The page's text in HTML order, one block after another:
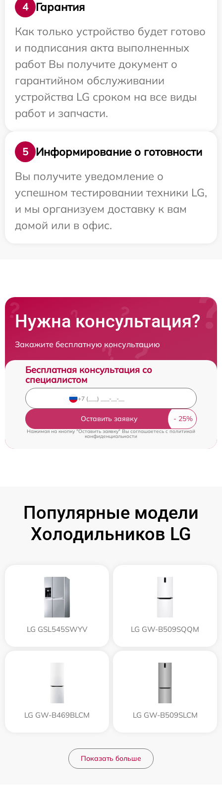
4
Гарантия
Как только устройство будет готово
и подписания акта выполненных
работ Вы получите документ о
гарантийном обслуживании
устройства LG сроком на все виды
работ и запчасти.
5
Информирование о готовности
Вы получите уведомление о
успешном тестировании техники LG,
и мы организуем доставку к вам
домой или в офис.
Нужна консультация?
Закажите бесплатную консультацию
Бесплатная консультация со
специалистом
Оставить заявку
Нажимая на кнопку "Оставить заявку" Вы соглашаетесь cполитикой
конфиденциальности
Популярные модели
Холодильников LG
LG GSL545SWYV LG GW-B509SQQM
LG GW-B469BLCM LG GW-B509SLCM
Показать больше